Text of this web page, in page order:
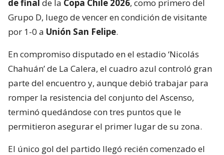
de final de la Copa Chile 2026, como primero del
Grupo D, luego de vencer en condición de visitante
por 1-0 a Unión San Felipe.
En compromiso disputado en el estadio ‘Nicolás
Chahuán’ de La Calera, el cuadro azul controló gran
parte del encuentro y, aunque debió trabajar para
romper la resistencia del conjunto del Ascenso,
terminó quedándose con tres puntos que le
permitieron asegurar el primer lugar de su zona.
El único gol del partido llegó recién comenzado el